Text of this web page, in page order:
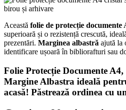
Această folie de protecție documente
superioară și o rezistență crescută,
prezentări. Marginea albastră ajută la
identificare ușoară în bibliorafturi sau
Folie Protecție Documente A4,
Margine Albastra ideală
acasă! Păstrează ordinea cu